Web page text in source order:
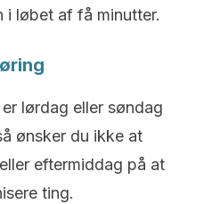
løbet af få minutter.
lørdag eller søndag
ønsker du ikke at
eftermiddag på at
ting.